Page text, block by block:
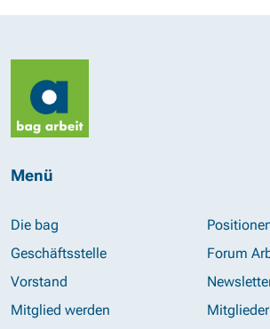
Menü
Die bag
Geschäftsstelle
Vorstand
Mitglied werden
Forum